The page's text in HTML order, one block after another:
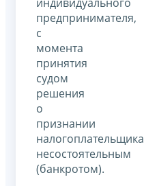
предпринимателя,
с
момента
принятия
судом
решения
о
признании
налогоплательщика
несостоятельным
(банкротом).